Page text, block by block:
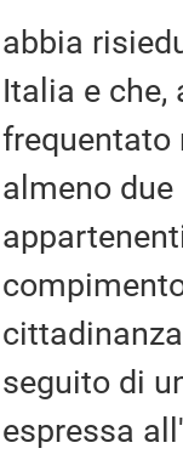
abbia
Italia e che,
frequentato
almeno
seguito di
espressa